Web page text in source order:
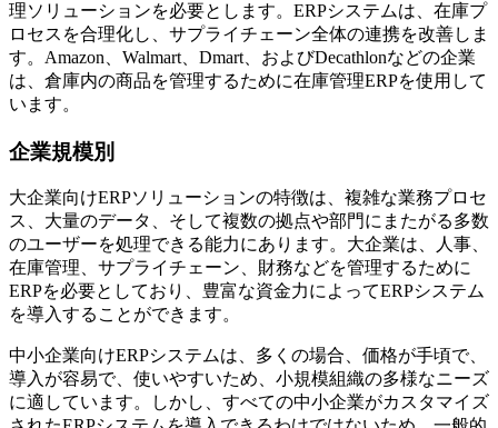
理ソリューションを必要とします。ERPシステムは、在庫プ
ロセスを合理化し、サプライチェーン全体の連携を改善しま
す。Amazon、Walmart、Dmart、およびDecathlonなどの企業
は、倉庫内の商品を管理するために在庫管理ERPを使用して
います。
企業規模別
大企業向けERPソリューションの特徴は、複雑な業務プロセ
ス、大量のデータ、そして複数の拠点や部門にまたがる多数
のユーザーを処理できる能力にあります。大企業は、人事、
在庫管理、サプライチェーン、財務などを管理するために
ERPを必要としており、豊富な資金力によってERPシステム
を導入することができます。
中小企業向けERPシステムは、多くの場合、価格が手頃で、
導入が容易で、使いやすいため、小規模組織の多様なニーズ
に適しています。しかし、すべての中小企業がカスタマイズ